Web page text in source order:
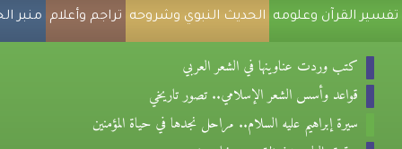
تفسير القرآن وعلومه الحديث النبوي وشروحه تراجم وأعلام منبر
كتب وردت عناوينها في الشعر العربي
قواعد وأسس الشعر الإسلامي.. تصور تاريخي
سيرة إبراهيم عليه السلام.. مراحل نجدها في حياة المؤمنين